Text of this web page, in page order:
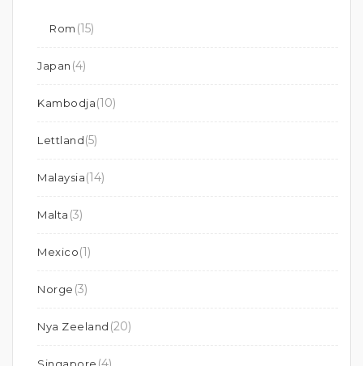
Rom (15)
Japan (4)
Kambodja(10)
Lettland(5)
Malaysia(14)
Malta (3)
Mexico(1)
Norge (3)
Nya Zeeland (20)